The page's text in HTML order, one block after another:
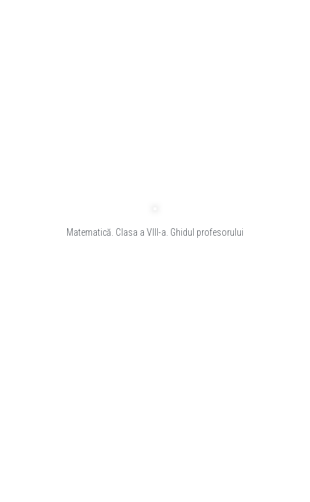
Matematică. Clasa a VIII-a. Ghidul profesorului